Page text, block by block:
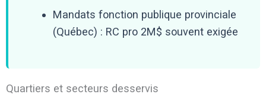
Mandats fonction publique provinciale
(Québec) : RC pro 2M$ souvent exigée
Quartiers et secteurs desservis